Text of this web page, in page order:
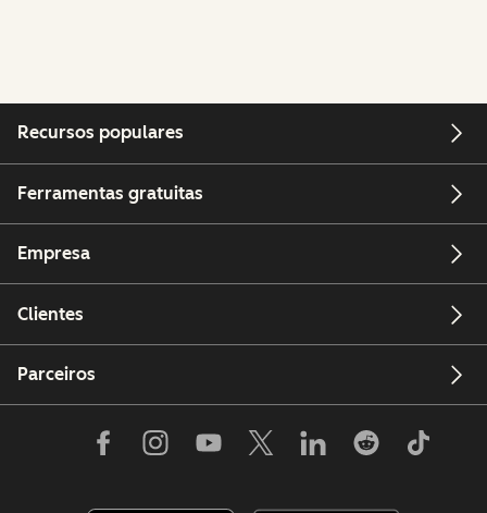
Recursos populares
Ferramentas gratuitas
Empresa
Clientes
Parceiros